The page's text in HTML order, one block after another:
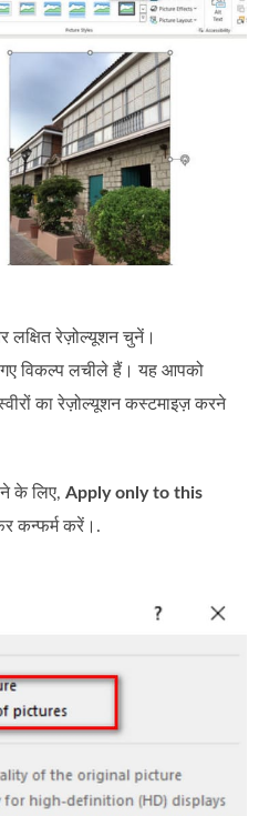
रेज़ोल्यूशन चुनें।
गए विकल्प लचीले हैं। यह आपको
का रेज़ोल्यूशन कस्टमाइज़ करने
के लिए,Apply only to this
कन्फर्म करें।.